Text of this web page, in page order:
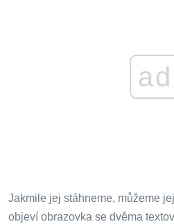
ad
Jakmile jej stáhneme, můžeme
objeví obrazovka se dvěma